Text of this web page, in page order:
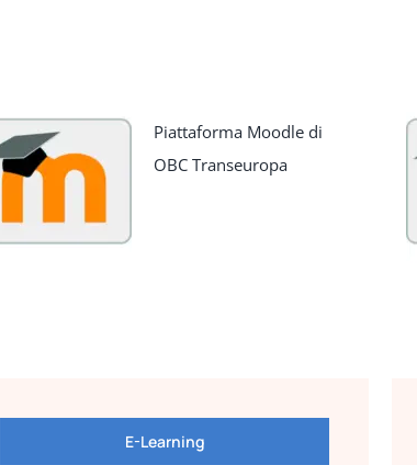
Piattaforma Moodle di
OBC Transeuropa
E-Learning